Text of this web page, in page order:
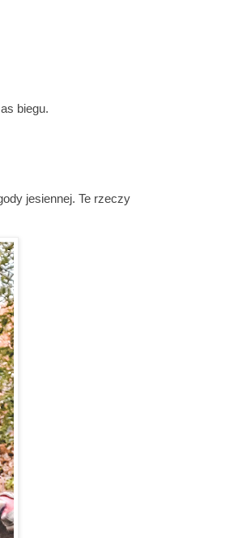
biegu.
jesiennej. Te rzeczy